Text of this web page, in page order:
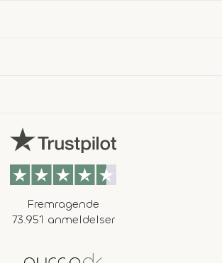
Fremragende
73.951 anmeldelser